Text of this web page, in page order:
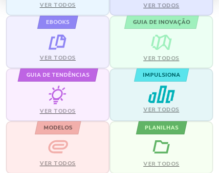
VER TODOS VER TODOS
EBOOKS
VER TODOS
GUIA DE INOVAÇÃO
VER TODOS
GUIA DE TENDÊNCIAS
VER TODOS
IMPULSIONA
VER TODOS
MODELOS
VER TODOS
PLANILHAS
VER TODOS